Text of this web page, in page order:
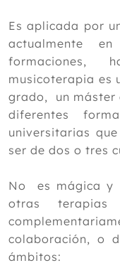
Es aplicada por
actualmente
formaciones,
musicoterapia es
grado, un máster
diferentes
universitarias
ser de dos o tres
No es mágica y
otras
colaboración, o
ámbitos: